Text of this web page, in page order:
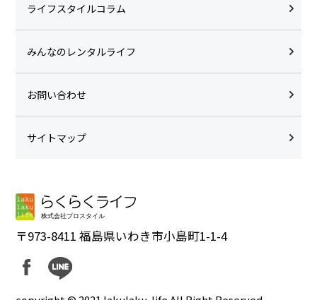
ライフスタイルコラム
みんなのレンタルライフ
お問い合わせ
サイトマップ
〒973-8411 福島県いわき市小島町1-1-4